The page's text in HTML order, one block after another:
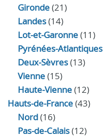
Gironde(21)
Landes(14)
Lot-et-Garonne(11)
Pyrénées-Atlantiques
Deux-Sèvres(13)
Vienne(15)
Haute-Vienne(12)
Hauts-de-France(43)
Nord(16)
Pas-de-Calais(12)